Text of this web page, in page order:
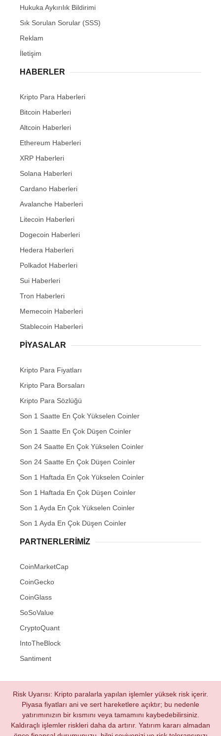
Hukuka Aykırılık Bildirimi
Sık Sorulan Sorular (SSS)
Reklam
İletişim
HABERLER
Kripto Para Haberleri
Bitcoin Haberleri
Altcoin Haberleri
Ethereum Haberleri
XRP Haberleri
Solana Haberleri
Cardano Haberleri
Avalanche Haberleri
Litecoin Haberleri
Dogecoin Haberleri
Hedera Haberleri
Polkadot Haberleri
Sui Haberleri
Tron Haberleri
Memecoin Haberleri
Stablecoin Haberleri
PIYASALAR
Kripto Para Fiyatları
Kripto Para Borsaları
Kripto Para Sözlüğü
Son 1 Saatte En Çok Yükselen Coinler
Son 1 Saatte En Çok Düşen Coinler
Son 24 Saatte En Çok Yükselen Coinler
Son 24 Saatte En Çok Düşen Coinler
Son 1 Haftada En Çok Yükselen Coinler
Son 1 Haftada En Çok Düşen Coinler
Son 1 Ayda En Çok Yükselen Coinler
Son 1 Ayda En Çok Düşen Coinler
PARTNERLERIMIZ
CoinMarketCap
CoinGecko
CoinGlass
SoSoValue
CryptoQuant
IntoTheBlock
Santiment
Risk Uyarısı: Kripto paralarla yapılan işlemler yüksek risk içerir.
Piyasa fiyatları ani ve sert hareketlere açıktır; bu nedenle
yatırımınızın bir kısmını veya tamamını kaybedebilirsiniz.
Kaldıraçlı işlemler riskleri daha da artırır. Yatırım kararı almadan